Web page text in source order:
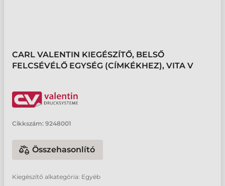
CARL VALENTIN KIEGÉSZÍTŐ, BELSŐ
FELCSÉVÉLŐ EGYSÉG (CÍMKÉKHEZ), VITA V
Cikkszám: 9248001
Összehasonlító
Kiegészítő alkategória: Egyéb